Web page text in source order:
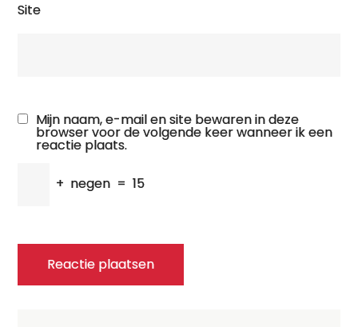
Site
Mijn naam, e-mail en site bewaren in deze
browser voor de volgende keer wanneer ik een
reactie plaats.
+ negen = 15